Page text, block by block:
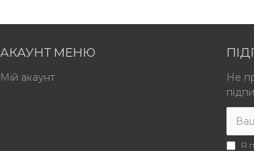
АКАУНТ МЕНЮ
Мій акаунт
Не
Я